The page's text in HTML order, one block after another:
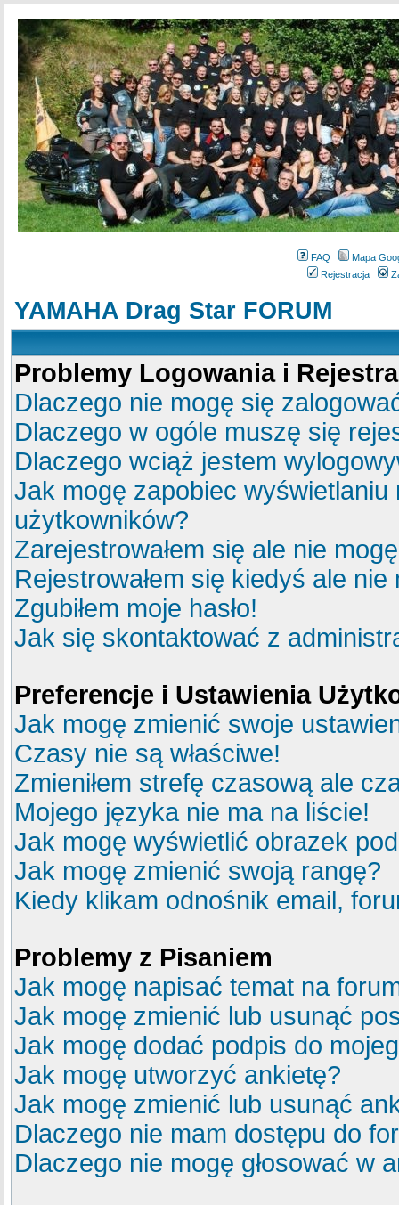
FAQ
Mapa
Rejestracja
YAMAHA Drag Star FORUM
Problemy Logowania i
Dlaczego nie mogę się
Dlaczego w ogóle muszę się
Dlaczego wciąż jestem
Jak mogę zapobiec
użytkowników?
Zarejestrowałem się ale nie
Rejestrowałem się kiedyś ale
Zgubiłem moje hasło!
Jak się skontaktować z
Preferencje i Ustawienia
Jak mogę zmienić swoje
Czasy nie są właściwe!
Zmieniłem strefę czasową ale
Mojego języka nie ma na liście!
Jak mogę wyświetlić obrazek
Jak mogę zmienić swoją rangę?
Kiedy klikam odnośnik email,
Problemy z Pisaniem
Jak mogę napisać temat na
Jak mogę zmienić lub usunąć
Jak mogę dodać podpis do
Jak mogę utworzyć ankietę?
Jak mogę zmienić lub usunąć
Dlaczego nie mam dostępu do
Dlaczego nie mogę głosować w